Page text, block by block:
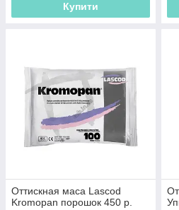
Купити
Оттискная маса Lascod
Kromopan порошок 450 р.